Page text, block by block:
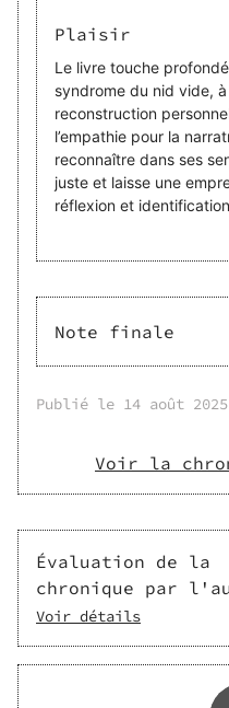
Plaisir
Le livre touche
syndrome du nid vide,
reconstruction
l’empathie pour la
reconnaître dans ses
juste et laisse une
réflexion et
Note finale
Publié le 14 août 2025
Voir la
Évaluation de la
chronique par
Voir détails